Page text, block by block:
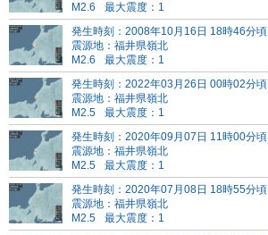
M2.6
最大震度：1
発生時刻：2008年10月16日 18時46分頃
震源地：福井県嶺北
M2.6
最大震度：1
発生時刻：2022年03月26日 00時02分頃
震源地：福井県嶺北
M2.5
最大震度：1
発生時刻：2020年09月07日 11時00分頃
震源地：福井県嶺北
M2.5
最大震度：1
発生時刻：2020年07月08日 18時55分頃
震源地：福井県嶺北
M2.5
最大震度：1